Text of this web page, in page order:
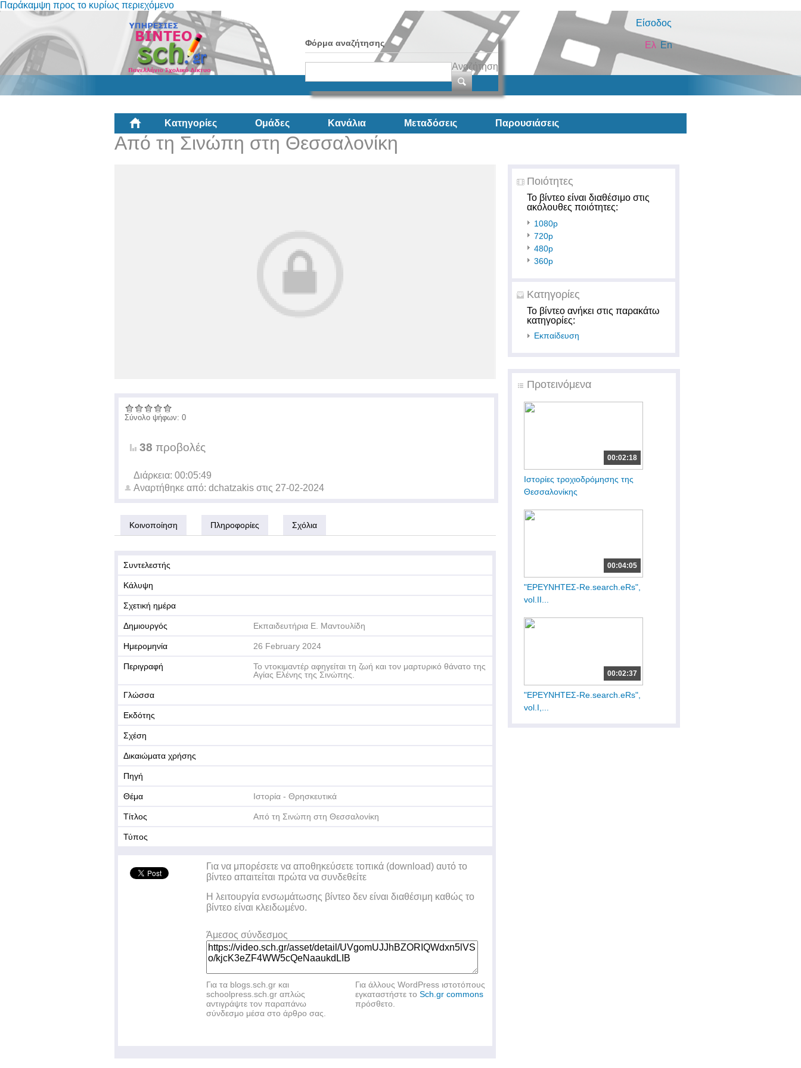
Παράκαμψη προς το κυρίως περιεχόμενο
Είσοδος
Φόρμα αναζήτησης
Αναζήτηση
En
Ελ
Κατηγορίες Ομάδες Κανάλια Μεταδόσεις Παρουσιάσεις
Από τη Σινώπη στη Θεσσαλονίκη
Ποιότητες
Το βίντεο είναι διαθέσιμο στις
ακόλουθες ποιότητες:
1080p
720p
480p
360p
Κατηγορίες
Το βίντεο ανήκει στις παρακάτω
κατηγορίες:
Εκπαίδευση
Προτεινόμενα
00:02:18
Ιστορίες τροχιοδρόμησης της
Θεσσαλονίκης
00:04:05
"ΕΡΕΥΝΗΤΕΣ-Re.search.eRs",
vol.ΙΙ...
00:02:37
"ΕΡΕΥΝΗΤΕΣ-Re.search.eRs",
vol.Ι,...
Σύνολο ψήφων: 0
38 προβολές
Διάρκεια: 00:05:49
Αναρτήθηκε από: dchatzakis στις 27-02-2024
Κοινοποίηση Πληροφορίες Σχόλια
Συντελεστής
Κάλυψη
Σχετική ημέρα
Δημιουργός Εκπαιδευτήρια Ε. Μαντουλίδη
Ημερομηνία 26 February 2024
Περιγραφή
Το ντοκιμαντέρ αφηγείται τη ζωή και τον μαρτυρικό θάνατο της
Αγίας Ελένης της Σινώπης.
Γλώσσα
Εκδότης
Σχέση
Δικαιώματα χρήσης
Πηγή
Θέμα Ιστορία - Θρησκευτικά
Τίτλος Από τη Σινώπη στη Θεσσαλονίκη
Τύπος
Για να μπορέσετε να αποθηκεύσετε τοπικά (download) αυτό το
βίντεο απαιτείται πρώτα να συνδεθείτε
Η λειτουργία ενσωμάτωσης βίντεο δεν είναι διαθέσιμη καθώς το
βίντεο είναι κλειδωμένο.
Άμεσος σύνδεσμος
Για τα blogs.sch.gr και
schoolpress.sch.gr απλώς
αντιγράψτε τον παραπάνω
σύνδεσμο μέσα στο άρθρο σας.
Για άλλους WordPress ιστοτόπους
εγκαταστήστε το Sch.gr commons
πρόσθετο.